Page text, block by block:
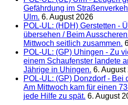
Gefährdung im
Ulm. 6. August 2026
POL-UL: (HDH) Gerstetten -
übersehen / Beim
Mittwoch seitlich zusammen.
POL-UL: (GP) Uhingen - Zu
einem Schaufenster landete
Jährige in Uhingen. 6. August
POL-UL: (GP) Donzdorf - Bei
Am Mittwoch kam für einen
jede Hilfe zu spät. 6. August